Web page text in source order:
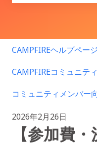
CAMPFIREヘルプページ
CAMPFIREコミュニティ
コミュニティメンバー
2026年2月26日
【参加費